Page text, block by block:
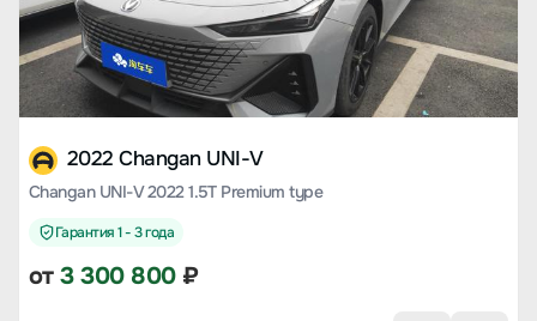
2022 Changan UNI-V
Changan UNI-V 2022 1.5T Premium type
Гарантия 1 - 3 года
от3 300 800₽